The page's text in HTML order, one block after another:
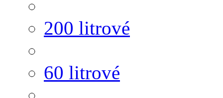
200 litrové
60 litrové